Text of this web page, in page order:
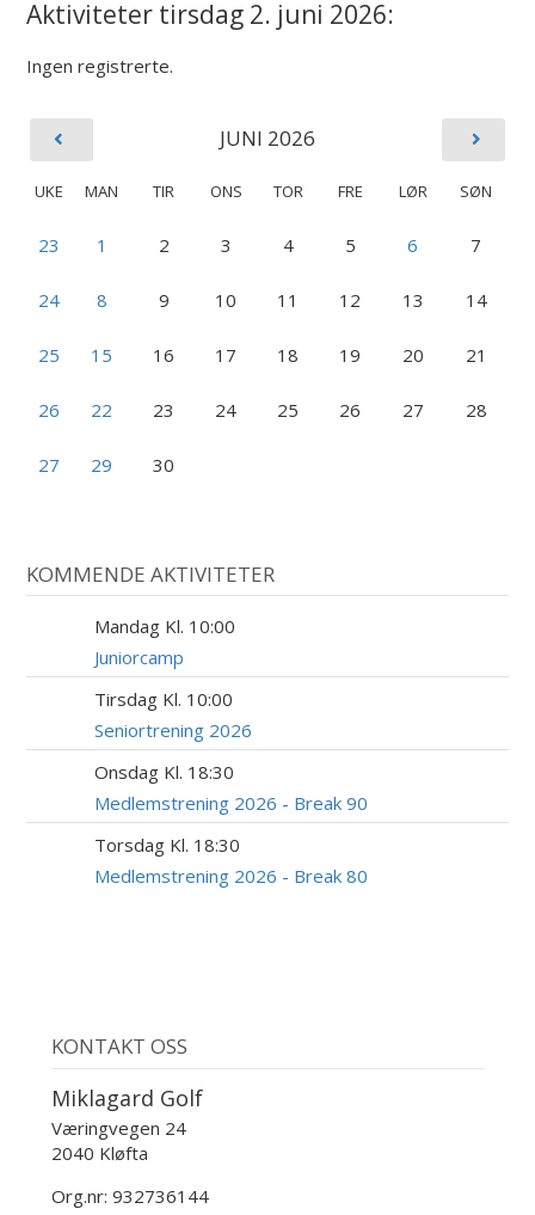
Aktiviteter tirsdag 2. juni 2026:
Ingen registrerte.
JUNI 2026
UKE MAN TIR ONS TOR FRE LØR SØN
23 1 2 3 4 5 6 7
24 8 9 10 11 12 13 14
25 15 16 17 18 19 20 21
26 22 23 24 25 26 27 28
27 29 30
KOMMENDE AKTIVITETER
Mandag Kl. 10:00
Juniorcamp
Tirsdag Kl. 10:00
Seniortrening 2026
Onsdag Kl. 18:30
Medlemstrening 2026 - Break 90
Torsdag Kl. 18:30
Medlemstrening 2026 - Break 80
KONTAKT OSS
Miklagard Golf
Væringvegen 24
2040 Kløfta
Org.nr: 932736144